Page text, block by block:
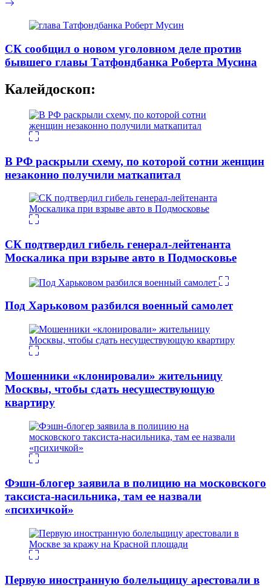
СК сообщил о новом уголовном деле против
бывшего главы Татфондбанка Роберта Мусина
Калейдоскоп:
В РФ раскрыли схему, по которой сотни женщин
незаконно получили маткапитал
СК подтвердил гибель генерал-лейтенанта
Москалика при взрыве авто в Подмосковье
Под Харьковом разбился военный самолет
Мошенники «клонировали» жительницу
Москвы, чтобы сдать несуществующую
квартиру
Фэшн-блогер заявила в полицию на московского
таксиста-насильника, там ее назвали
«психичкой»
Первую иностранную болельщицу арестовали в